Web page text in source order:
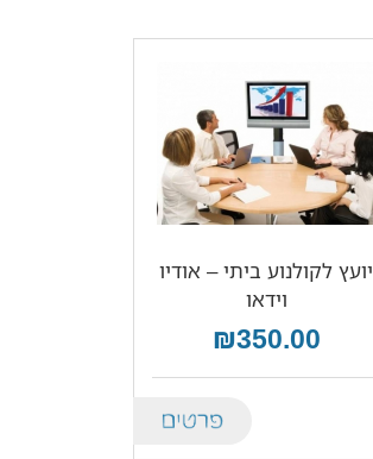
יועץ לקולנוע ביתי – אודיו
וידאו
₪350.00